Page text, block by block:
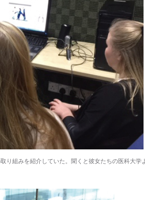
り組みを紹介していた。聞くと彼女たちの医科大学